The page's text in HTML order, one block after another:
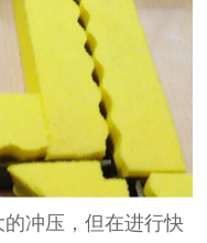
冲压，但在进行快